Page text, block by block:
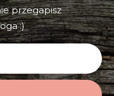
przegapisz
:)